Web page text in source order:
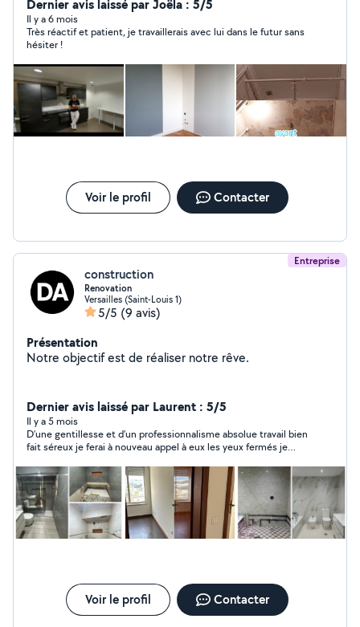
pose de cuisine montage de meuble,plombier,
électricité,je fais un travail de qualité, j'essaie de rendre
mes clients satisfaits de mon travail. J'essaie de faire un
Dernier avis laissé par Joëla : 5/5
Il y a 6 mois
Très réactif et patient, je travaillerais avec lui dans le futur sans
hésiter !
Voir le profil Contacter
Entreprise
construction
Renovation
Versailles (Saint-Louis 1)
5/5 (9 avis)
Présentation
Notre objectif est de réaliser notre rêve.
Dernier avis laissé par Laurent : 5/5
Il y a 5 mois
D’une gentillesse et d’un professionnalisme absolue travail bien
fait séreux je ferai à nouveau appel à eux les yeux fermés je
Voir le profil Contacter